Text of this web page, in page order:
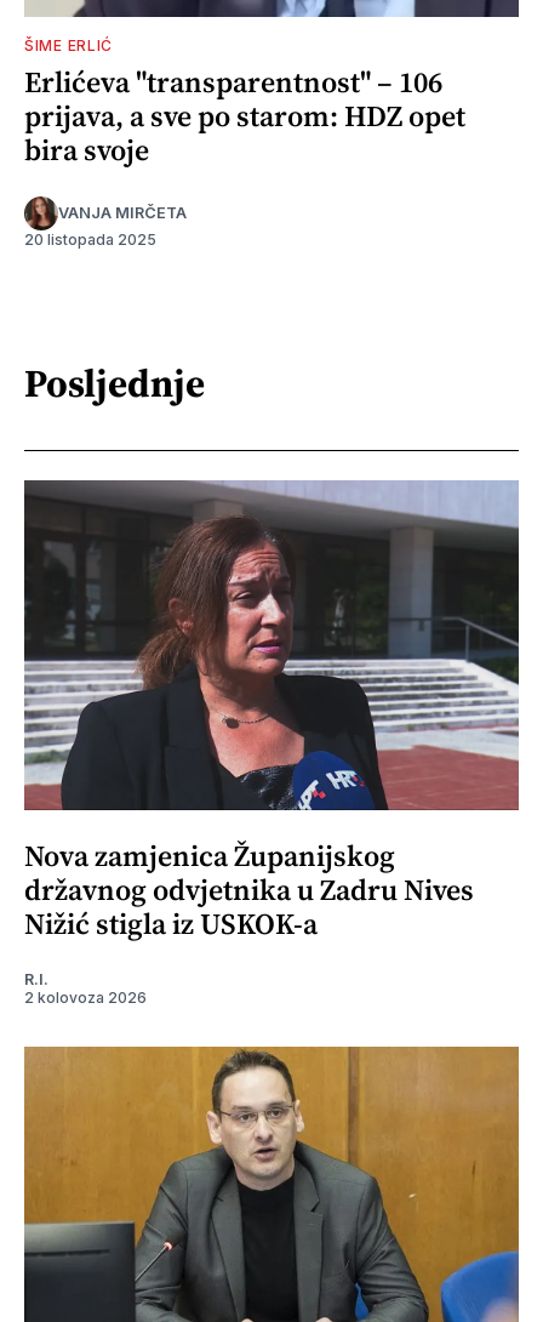
ŠIME ERLIĆ
Erlićeva "transparentnost" – 106
prijava, a sve po starom: HDZ opet
bira svoje
VANJA MIRČETA
20 listopada 2025
Posljednje
Nova zamjenica Županijskog
državnog odvjetnika u Zadru Nives
Nižić stigla iz USKOK-a
R.I.
2 kolovoza 2026